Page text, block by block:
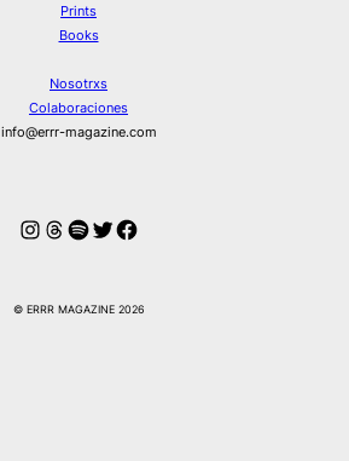
Prints
Books
Nosotrxs
Colaboraciones
info@errr-magazine.com
Instagram
Hilos
Spotify
Twitter
Facebook
© ERRR MAGAZINE 2026